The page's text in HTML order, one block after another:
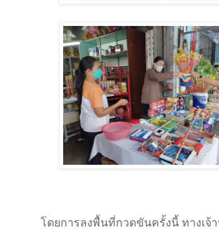
โดยการลงพื้นที่กวดขันครั้งนี้ ทางเจ้